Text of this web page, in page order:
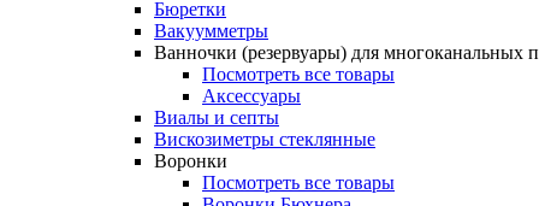
Бюретки
Вакуумметры
Ванночки (резервуары) для многоканальных
Посмотреть все товары
Аксессуары
Виалы и септы
Вискозиметры стеклянные
Воронки
Посмотреть все товары